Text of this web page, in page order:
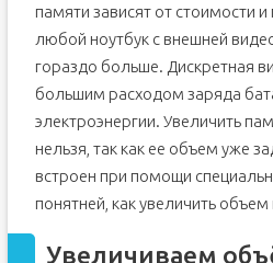
памяти зависят от стоимости
любой ноутбук с внешней
гораздо больше. Дискретная
большим расходом заряда
электроэнергии. Увеличить
нельзя, так как ее объем уже
встроен при помощи
понятней, как увеличить
Увеличиваем